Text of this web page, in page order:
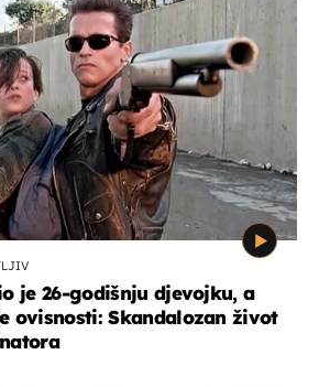
je 26-godišnju djevojku, a
ovisnosti: Skandalozan život